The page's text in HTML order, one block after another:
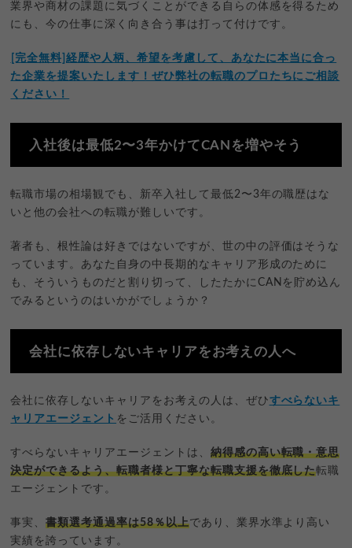
業界や商材の課題に気づくことができる自らの体感を得るため
にも、今の仕事に深く向き合う事は打って付けです。
︎[完全無料]経歴や人柄、希望を考慮して、あなたに本当に合っ
た企業を提案いたします！ぜひ弊社の転職のプロたちにご相談
ください！
入社後は最低2〜3年かけてCANを増やそう
転職市場の相場観でも、新卒入社して最低2〜3年の職歴はな
いと他の会社への転職が難しいです。
著者も、根性論は好きではないですが、世の中の評価はそうな
っています。あなた自身の中長期的なキャリア形成のために
も、そういうものだと割り切って、したたかにCANを貯め込ん
でみるというのはいかがでしょうか？
会社に依存しないキャリアをお考えの人へ
会社に依存しないキャリアをお考えの人は、ぜひすべらないキ
ャリアエージェント をご活用ください。
すべらないキャリアエージェントは、 納得感の高い転職・意思
決定ができるよう、転職者様と丁寧な転職支援を徹底した転職
エージェントです。
事実、書類選考通過率は58％以上であり、業界水準より高い
実績を誇っています。